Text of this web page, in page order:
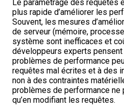
Le paramétrage des requêtes
plus rapide d’améliorer les
Souvent, les mesures
de serveur (mémoire,
système sont inefficaces et
développeurs experts
problèmes de performance
requêtes mal écrites et à des
non à des contraintes
problèmes de performance ne
qu’en modifiant les requêtes.